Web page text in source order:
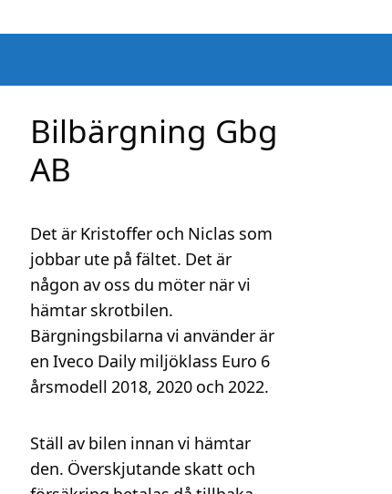
Bilbärgning Gbg
AB
Det är Kristoffer och Niclas som
jobbar ute på fältet. Det är
någon av oss du möter när vi
hämtar skrotbilen.
Bärgningsbilarna vi använder är
en Iveco Daily miljöklass Euro 6
årsmodell 2018, 2020 och 2022.
Ställ av bilen innan vi hämtar
den. Överskjutande skatt och